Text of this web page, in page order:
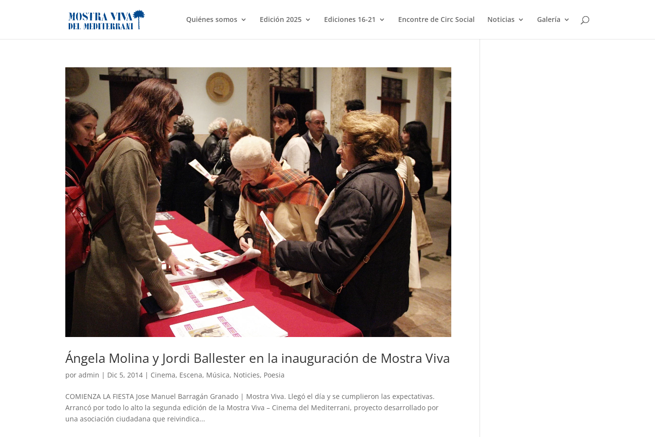
Quiénes somos Edición 2025 Ediciones 16-21 Encontre de Circ Social Noticias Galería
Ángela Molina y Jordi Ballester en la inauguración de Mostra Viva
poradmin | Dic 5, 2014 | Cinema, Escena, Música, Noticies, Poesia
COMIENZA LA FIESTA Jose Manuel Barragán Granado | Mostra Viva. Llegó el día y se cumplieron las expectativas.
Arrancó por todo lo alto la segunda edición de la Mostra Viva – Cinema del Mediterrani, proyecto desarrollado por
una asociación ciudadana que reivindica...